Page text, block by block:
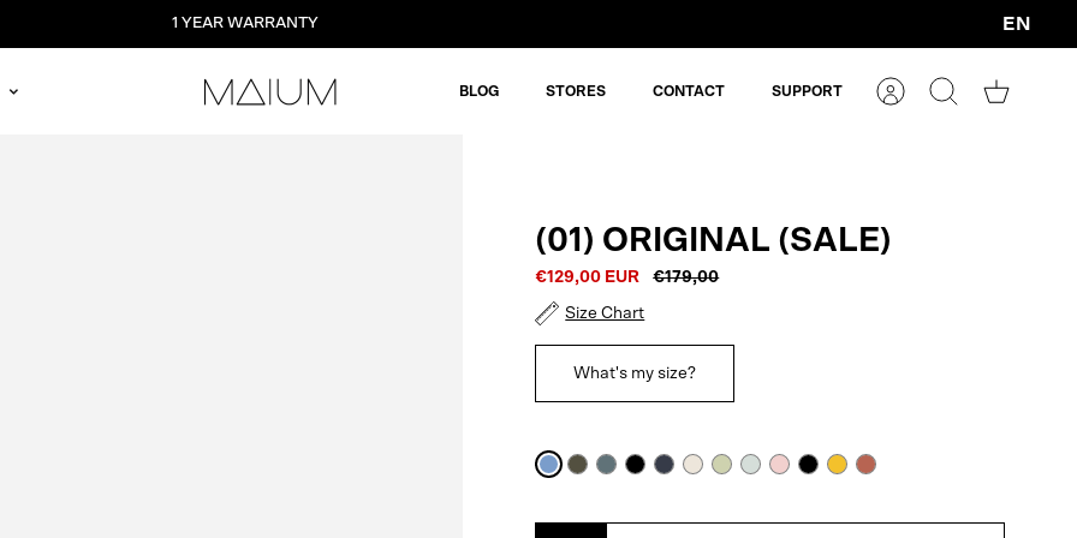
1 YEAR WARRANTY
Currency
EN
BLOG STORES CONTACT SUPPORT
AccountSearchShopping
(01) ORIGINAL (SALE)
€129,00 EUR €179,00
Size Chart
What's my size?
Persian
ArmyBlueBlackNavyOff Artichoke
BlueBurned
BlackAmberRustic